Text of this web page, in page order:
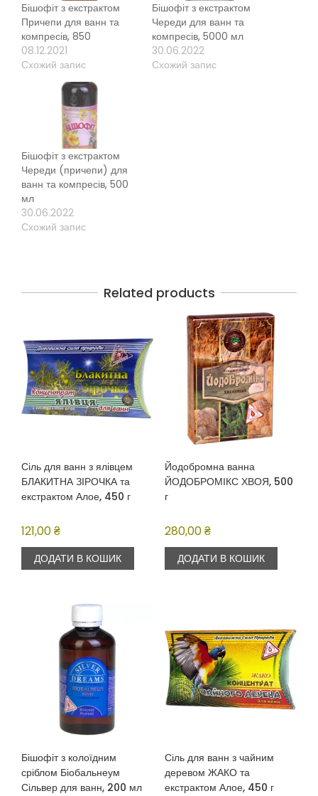
Бішофіт з екстрактом
Причепи для ванн та
компресів, 850
08.12.2021
Схожий запис
Бішофіт з екстрактом
Череди для ванн та
компресів, 5000 мл
30.06.2022
Схожий запис
Бішофіт з екстрактом
Череди (причепи) для
ванн та компресів, 500
мл
30.06.2022
Схожий запис
Related products
Сіль для ванн з ялівцем
БЛАКИТНА ЗІРОЧКА та
екстрактом Алое, 450 г
121,00₴
ДОДАТИ В КОШИК
Йодобромна ванна
ЙОДОБРОМІКС ХВОЯ, 500
г
280,00₴
ДОДАТИ В КОШИК
Бішофіт з колоїдним
сріблом Біобальнеум
Сільвер для ванн, 200 мл
Сіль для ванн з чайним
деревом ЖАКО та
екстрактом Алое, 450 г